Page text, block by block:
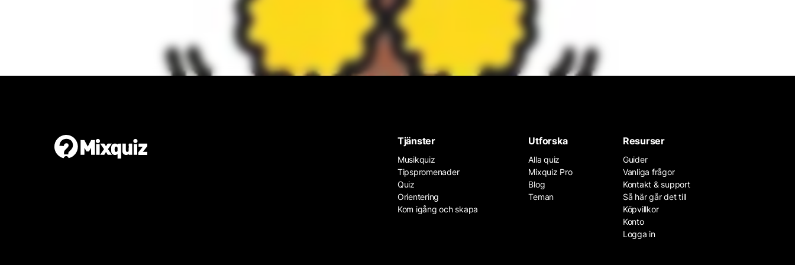
Tjänster
Musikquiz
Tipspromenader
Quiz
Orientering
Kom igång och skapa
Utforska
Alla quiz
Mixquiz Pro
Blog
Teman
Resurser
Guider
Vanliga frågor
Kontakt & support
Så här går det till
Köpvillkor
Konto
Logga in